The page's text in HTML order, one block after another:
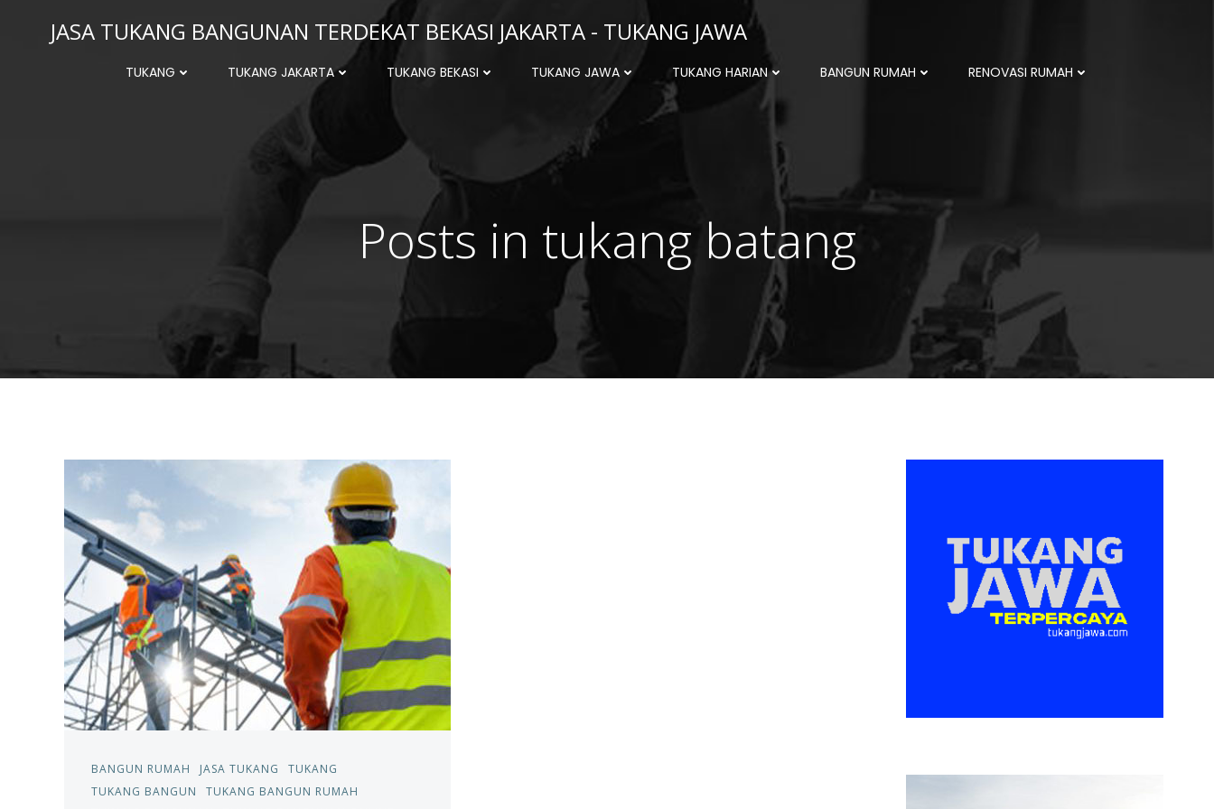
JASA TUKANG BANGUNAN TERDEKAT BEKASI JAKARTA - TUKANG JAWA
TUKANG TUKANG JAKARTA TUKANG BEKASI TUKANG JAWA TUKANG HARIAN BANGUN RUMAH RENOVASI RUMAH
Posts in tukang batang
BANGUN RUMAH JASA TUKANG
TUKANG
TUKANG BANGUN
TUKANG BANGUN RUMAH